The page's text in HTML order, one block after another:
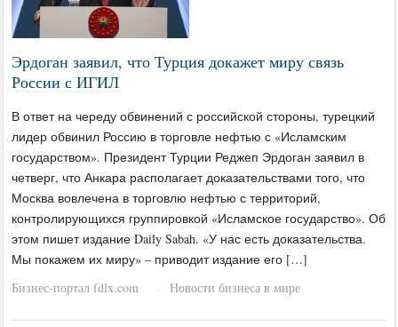
Эрдоган заявил, что Турция докажет миру связь
России с ИГИЛ
В ответ на череду обвинений с российской стороны, турецкий
лидер обвинил Россию в торговле нефтью с «Исламским
государством». Президент Турции Реджеп Эрдоган заявил в
четверг, что Анкара располагает доказательствами того, что
Москва вовлечена в торговлю нефтью с территорий,
контролирующихся группировкой «Исламское государство». Об
этом пишет издание Daily Sabah. «У нас есть доказательства.
Мы покажем их миру» – приводит издание его […]
Бизнес-портал fdlx.com
· Новости бизнеса в мире